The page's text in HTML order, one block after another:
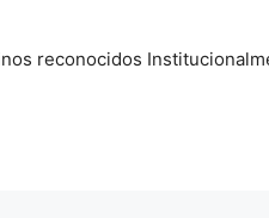
reconocidos